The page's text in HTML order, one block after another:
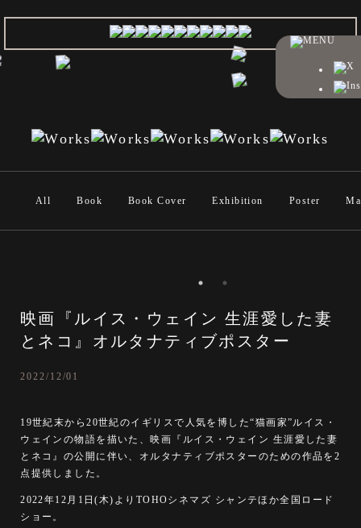
All Book Book Cover Exhibition Poster
映画『ルイス・ウェイン 生涯愛した妻
とネコ』オルタナティブポスター
2022/12/01
19世紀末から20世紀のイギリスで人気を博した“猫画家”ルイス・
ウェインの物語を描いた、映画『ルイス・ウェイン 生涯愛した妻
とネコ』の公開に伴い、オルタナティブポスターのための作品を2
点提供しました。
2022年12月1日(木)よりTOHOシネマズ シャンテほか全国ロード
ショー。